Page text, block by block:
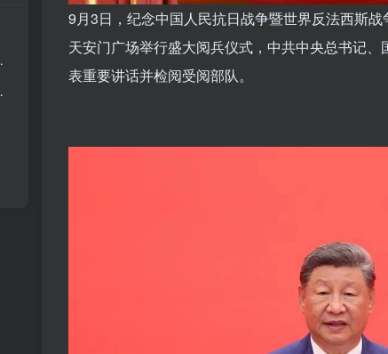
9月3日，纪念中国人民抗日战争暨世界反法西斯战
天安门广场举行盛大阅兵仪式， 中共中央总书记、
表重要讲话并检阅受阅部队。